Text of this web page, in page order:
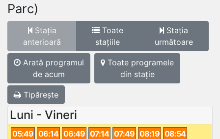
Parc)
Stația
anterioară
Toate
stațiile
Stația
următoare
Arată programul
de acum
Toate programele
din stație
Tipărește
Luni - Vineri
05:49 06:14 06:49 07:14 07:49 08:19 08:54